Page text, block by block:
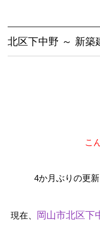
北区下中野 ～ 新築
こ
4か月ぶりの更
現在、 岡山市北区下